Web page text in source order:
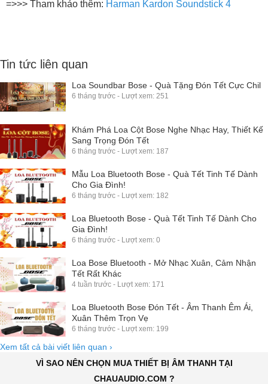
=>>> Tham khảo thêm: Harman Kardon Soundstick 4
Tin tức liên quan
Loa Soundbar Bose - Quà Tặng Đón Tết Cực Chil
6 tháng trước - Lượt xem: 251
Khám Phá Loa Cột Bose Nghe Nhạc Hay, Thiết Kế
Sang Trọng Đón Tết
6 tháng trước - Lượt xem: 187
Mẫu Loa Bluetooth Bose - Quà Tết Tinh Tế Dành
Cho Gia Đình!
6 tháng trước - Lượt xem: 182
Loa Bluetooth Bose - Quà Tết Tinh Tế Dành Cho
Gia Đình!
6 tháng trước - Lượt xem: 0
Loa Bose Bluetooth - Mở Nhạc Xuân, Cảm Nhận
Tết Rất Khác
4 tuần trước - Lượt xem: 171
Loa Bluetooth Bose Đón Tết - Âm Thanh Êm Ái,
Xuân Thêm Trọn Vẹ
6 tháng trước - Lượt xem: 199
Xem tất cả bài viết liên quan ›
VÌ SAO NÊN CHỌN MUA THIẾT BỊ ÂM THANH TẠI
CHAUAUDIO.COM ?